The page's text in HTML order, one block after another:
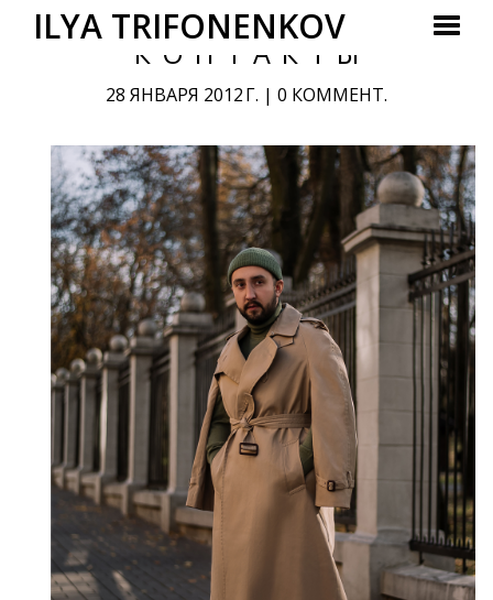
КОНТАКТЫ
28 ЯНВАРЯ 2012 Г. | 0 КОММЕНТ.
ILYA TRIFONENKOV